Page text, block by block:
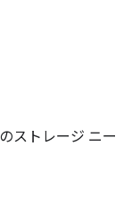
ストレージ ニー